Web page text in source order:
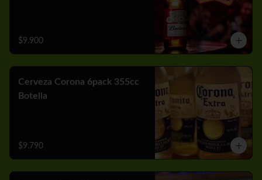
$9.900
Cerveza Corona 6pack 355cc
Botella
$9.790